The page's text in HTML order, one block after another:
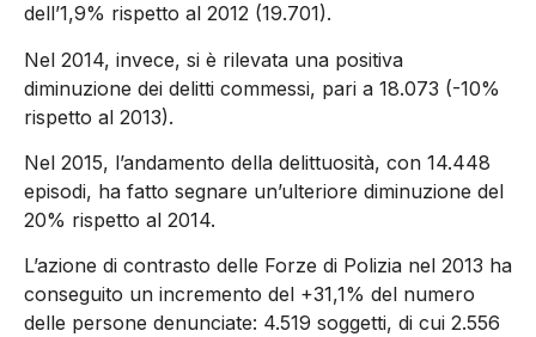
dell’1,9% rispetto al 2012 (19.701).
Nel 2014, invece, si è rilevata una positiva
diminuzione dei delitti commessi, pari a 18.073 (-10%
rispetto al 2013).
Nel 2015, l’andamento della delittuosità, con 14.448
episodi, ha fatto segnare un’ulteriore diminuzione del
20% rispetto al 2014.
L’azione di contrasto delle Forze di Polizia nel 2013 ha
conseguito un incremento del +31,1% del numero
delle persone denunciate: 4.519 soggetti, di cui 2.556